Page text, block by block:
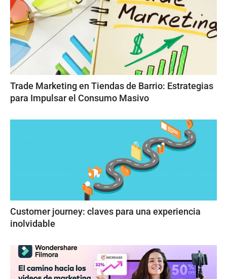
Trade Marketing en Tiendas de Barrio: Estrategias
para Impulsar el Consumo Masivo
Customer journey: claves para una experiencia
inolvidable